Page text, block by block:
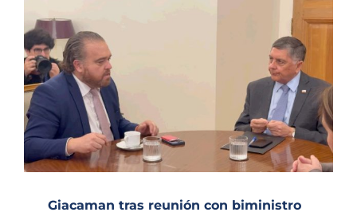
Giacaman tras reunión con biministro